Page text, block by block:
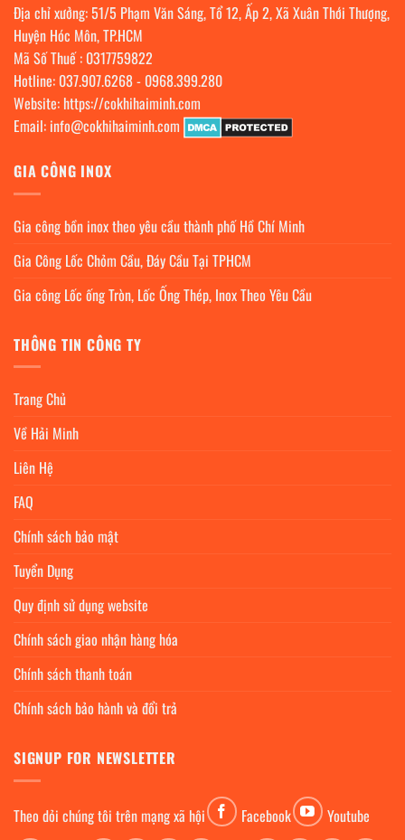
Địa chỉ xưởng: 51/5 Phạm Văn Sáng, Tổ 12, Ấp 2, Xã Xuân Thới Thượng,
Huyện Hóc Môn, TP.HCM
Mã Số Thuế : 0317759822
Hotline: 037.907.6268- 0968.399.280
Website: https://cokhihaiminh.com
Email: info@cokhihaiminh.com
GIA CÔNG INOX
Gia công bồn inox theo yêu cầu thành phố Hồ Chí Minh
Gia Công Lốc Chỏm Cầu, Đáy Cầu Tại TPHCM
Gia công Lốc ống Tròn, Lốc Ống Thép, Inox Theo Yêu Cầu
THÔNG TIN CÔNG TY
Trang Chủ
Về Hải Minh
Liên Hệ
FAQ
Chính sách bảo mật
Tuyển Dụng
Quy định sử dụng website
Chính sách giao nhận hàng hóa
Chính sách thanh toán
Chính sách bảo hành và đổi trả
SIGNUP FOR NEWSLETTER
Theo dỏi chúng tôi trên mạng xã hội Facebook Youtube